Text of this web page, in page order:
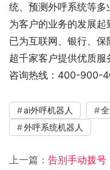
统、预测外呼系统等多
为客户的业务的发展起
已为互联网、银行、保
超千家客户提供优质服
咨询热线：400-900-
ai外呼机器人
外呼系统机器人
上一篇： 告别手动拨号